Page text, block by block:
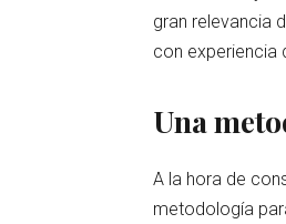
gran relevancia
con experiencia
Una
A la hora de
metodología